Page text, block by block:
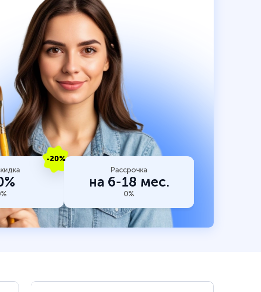
-20%
Рассрочка
на 6-18 мес.
0%